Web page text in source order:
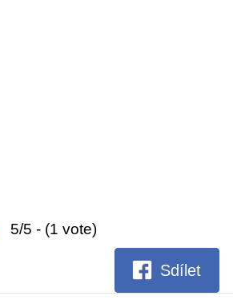
5/5 - (1 vote)
Sdílet